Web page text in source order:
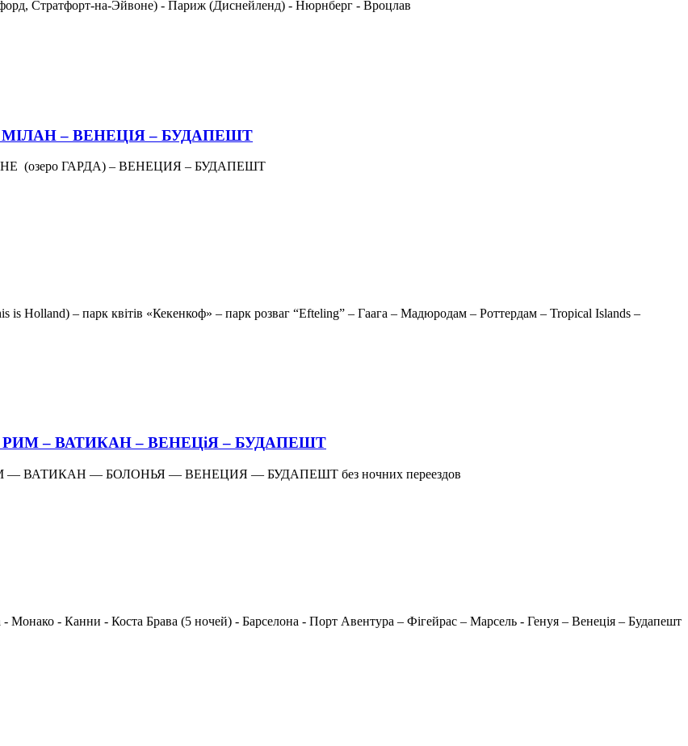
Стратфорт-на-Эйвоне) - Париж (Диснейленд) - Нюрнберг - Вроцлав
МІЛАН – ВЕНЕЦІЯ – БУДАПЕШТ
(озеро ГАРДА) – ВЕНЕЦИЯ – БУДАПЕШТ
Holland) – парк квітів «Кекенкоф» – парк розваг “Efteling” – Гаага – Мадюродам – Роттердам – Tropical Islands –
– РИМ – ВАТИКАН – ВЕНЕЦіЯ – БУДАПЕШТ
ВАТИКАН — БОЛОНЬЯ — ВЕНЕЦИЯ — БУДАПЕШТ без ночних переездов
- Монако - Канни - Коста Брава (5 ночей) - Барселона - Порт Авентура – Фігейрас – Марсель - Генуя – Венеція – Будапешт